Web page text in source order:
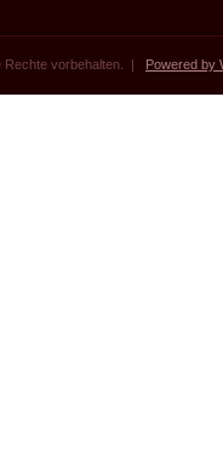
Rechte vorbehalten. | Powered by